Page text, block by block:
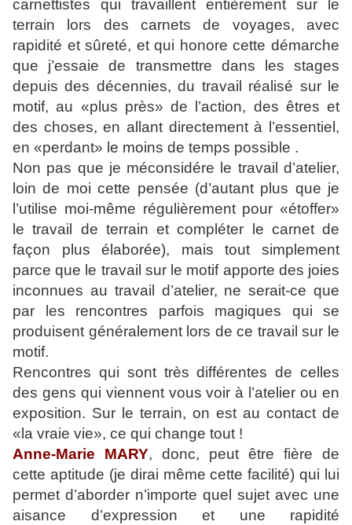
carnettistes qui travaillent entièrement sur le
terrain lors des carnets de voyages, avec
rapidité et sûreté, et qui honore cette démarche
que j’essaie de transmettre dans les stages
depuis des décennies, du travail réalisé sur le
motif, au «plus près» de l’action, des êtres et
des choses, en allant directement à l’essentiel,
en «perdant» le moins de temps possible .
Non pas que je méconsidére le travail d’atelier,
loin de moi cette pensée (d’autant plus que je
l’utilise moi-même régulièrement pour «étoffer»
le travail de terrain et compléter le carnet de
façon plus élaborée), mais tout simplement
parce que le travail sur le motif apporte des joies
inconnues au travail d’atelier, ne serait-ce que
par les rencontres parfois magiques qui se
produisent généralement lors de ce travail sur le
motif.
Rencontres qui sont très différentes de celles
des gens qui viennent vous voir à l’atelier ou en
exposition. Sur le terrain, on est au contact de
«la vraie vie», ce qui change tout !
Anne-Marie MARY, donc, peut être fière de
cette aptitude (je dirai même cette facilité) qui lui
permet d’aborder n’importe quel sujet avec une
aisance d’expression et une rapidité